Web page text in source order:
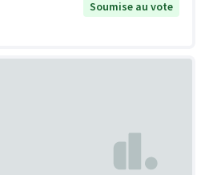
Soumise au vote